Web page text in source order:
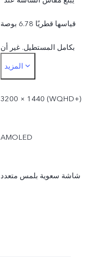
قياسها قطريًا 6.78 بوصة
بكامل المستطيل. غير أن
منطقة العرض الفعلية تكون
أصغر بقليل.
المزيد
3200 × 1440 (‎WQHD+‏)
AMOLED
شاشة سعوية بلمس متعدد